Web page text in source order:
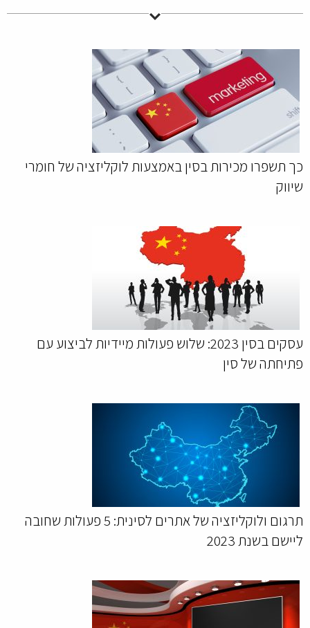
כך תשפרו מכירות בסין באמצעות לוקליזציה של חומרי
שיווק
עסקים בסין 2023: שלוש פעולות מיידיות לביצוע עם
פתיחתה של סין
תרגום ולוקליזציה של אתרים לסינית: 5 פעולות שחובה
ליישם בשנת 2023